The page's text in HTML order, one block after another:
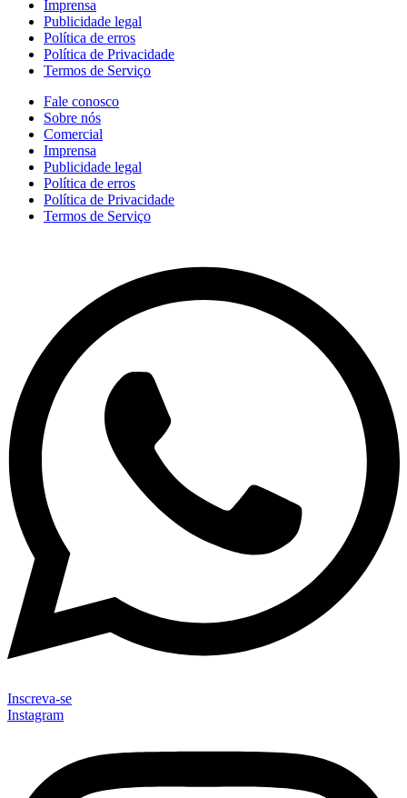
Imprensa
Publicidade legal
Política de erros
Política de Privacidade
Termos de Serviço
Fale conosco
Sobre nós
Comercial
Imprensa
Publicidade legal
Política de erros
Política de Privacidade
Termos de Serviço
Inscreva-se
Instagram